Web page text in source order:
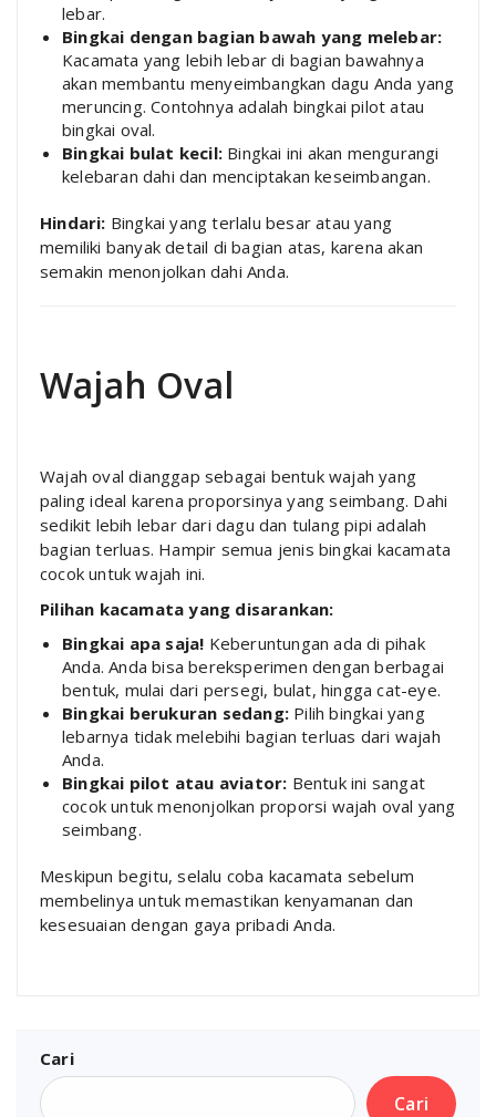
lebar.
Bingkai dengan bagian bawah yang melebar:
Kacamata yang lebih lebar di bagian bawahnya
akan membantu menyeimbangkan dagu Anda yang
meruncing. Contohnya adalah bingkai pilot atau
bingkai oval.
Bingkai bulat kecil: Bingkai ini akan mengurangi
kelebaran dahi dan menciptakan keseimbangan.
Hindari: Bingkai yang terlalu besar atau yang
memiliki banyak detail di bagian atas, karena akan
semakin menonjolkan dahi Anda.
Wajah Oval
Wajah oval dianggap sebagai bentuk wajah yang
paling ideal karena proporsinya yang seimbang. Dahi
sedikit lebih lebar dari dagu dan tulang pipi adalah
bagian terluas. Hampir semua jenis bingkai kacamata
cocok untuk wajah ini.
Pilihan kacamata yang disarankan:
Bingkai apa saja! Keberuntungan ada di pihak
Anda. Anda bisa bereksperimen dengan berbagai
bentuk, mulai dari persegi, bulat, hingga cat-eye.
Bingkai berukuran sedang: Pilih bingkai yang
lebarnya tidak melebihi bagian terluas dari wajah
Anda.
Bingkai pilot atau aviator: Bentuk ini sangat
cocok untuk menonjolkan proporsi wajah oval yang
seimbang.
Meskipun begitu, selalu coba kacamata sebelum
membelinya untuk memastikan kenyamanan dan
kesesuaian dengan gaya pribadi Anda.
Cari
Cari